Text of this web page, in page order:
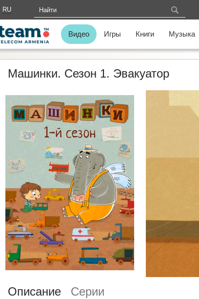
RU
AM
Видео Игры Книги Музыка
Машинки. Сезон 1. Эвакуатор
Описание Серии